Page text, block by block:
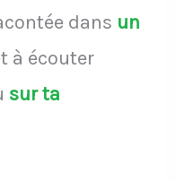
dans un
à écouter
sur ta